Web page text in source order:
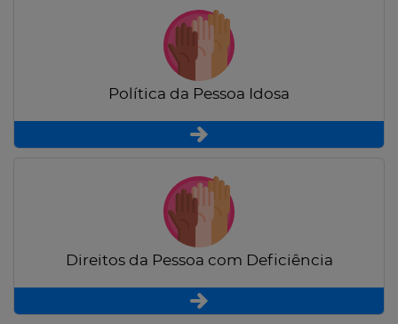
Política da Pessoa Idosa
Direitos da Pessoa com Deficiência